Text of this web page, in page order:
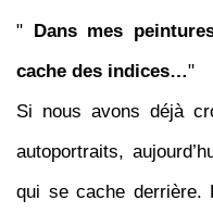
" Dans mes
cache des indices…"
Si nous avons déjà
autoportraits,
qui se cache derrière.